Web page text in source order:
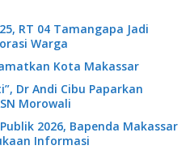
RT 04 Tamangapa Jadi
Warga
Kota Makassar
Dr Andi Cibu Paparkan
Morowali
2026, Bapenda Makassar
Informasi